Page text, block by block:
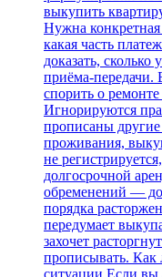
выкупить
Нужна
какая часть
доказать,
приёма‑передачи.
спорить о
Игнорируются
прописаны
проживания,
не
долгосрочной
обременений —
порядка
передумает
захочет
прописывать. Как
ситуации Если вы